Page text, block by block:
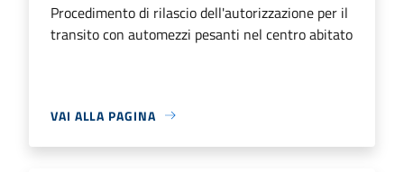
Procedimento di rilascio dell'autorizzazione per il
transito con automezzi pesanti nel centro abitato
VAI ALLA PAGINA